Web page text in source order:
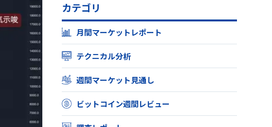
カテゴリ
月間マーケットレポート
テクニカル分析
週間マーケット見通し
ビットコイン週間レビュー